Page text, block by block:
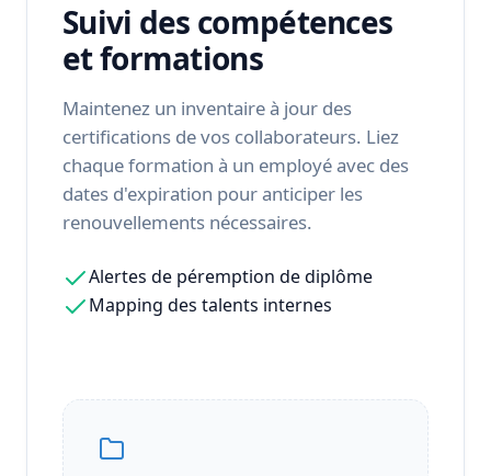
Suivi des compétences
et formations
Maintenez un inventaire à jour des
certifications de vos collaborateurs. Liez
chaque formation à un employé avec des
dates d'expiration pour anticiper les
renouvellements nécessaires.
Alertes de péremption de diplôme
Mapping des talents internes